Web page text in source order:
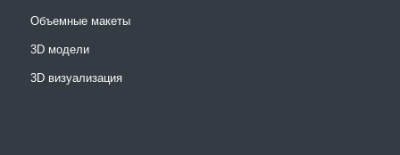
Объемные макеты
3D модели
3D визуализация